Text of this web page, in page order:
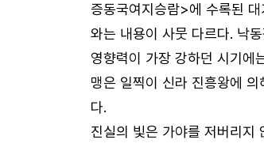
증동국여지승람>에 수록된
와는 내용이 사뭇 다르다. 낙
영향력이 가장 강하던 시기에
맹은 일찍이 신라 진흥왕에
다.
진실의 빛은 가야를 저버리